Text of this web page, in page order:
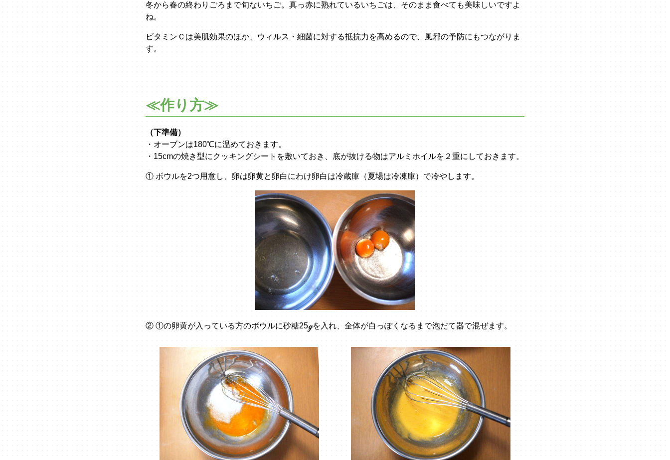
冬から春の終わりごろまで旬ないちご。真っ赤に熟れているいちごは、そのまま食べても美味しいですよ
ね。
ビタミンＣは美肌効果のほか、ウィルス・細菌に対する抵抗力を高めるので、風邪の予防にもつながりま
す。
≪作り方≫
（下準備）
・オーブンは180℃に温めておきます。
・15cmの焼き型にクッキングシートを敷いておき、底が抜ける物はアルミホイルを２重にしておきます。
① ボウルを2つ用意し、卵は卵黄と卵白にわけ卵白は冷蔵庫（夏場は冷凍庫）で冷やします。
② ①の卵黄が入っている方のボウルに砂糖25ℊを入れ、全体が白っぽくなるまで泡だて器で混ぜます。